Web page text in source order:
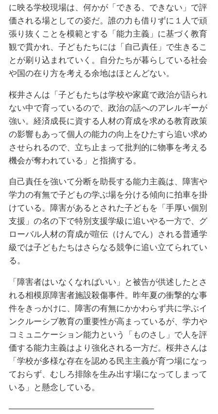
に映る学校現場は、何かが「できる、できない」で評
価される場としての姿だ。誰の力も借りずに１人で頑
張り抜くことを模範とする「能力主義」に基づく教育
観で貫かれ、子どもたちには「自己責任」で生きるこ
とが刷り込まれていく。自分たちが暮らしている社会
や国の在り方を考える余地はほとんどない。
桜井さんは「子どもたちは学校や家庭で政治が語られ
ない中で育っているので、政治の話へのアレルギーが
強い。経済成長に資する人材の育成を求める教育政策
の影響もあって個人の能力の向上をひたすら追い求め
させられるので、立ち止まって批判的に物事を考える
機会が奪われている」と指摘する。
自己責任を強いて分断を助長する能力主義は、障害や
学力の有無で子どもの学ぶ場を分ける傾向に拍車を掛
けている。障害があるとされた子どもを「手厚い個別
支援」の名の下で特別支援学級に追いやる一方で、グ
ローバル人材の育成が喧伝（けんでん）される普通学
級では子どもたちはさらなる競争に追い立てられてい
る。
「障害者はいなくなればいい」と被告が供述したとさ
れる相模原障害者施設殺傷事件。昨年夏の衝撃的な事
件をきっかけに、障害の有無にかかわらず共に学ぶイ
ンクルーシブ教育の重要性が高まっているが、学力や
コミュニケーション能力という「ものさし」で人を評
価する能力主義はより強化される一方だ。桜井さんは
「学校が多様な存在を認める民主主義が育つ場になっ
ておらず、むしろ排除を生み出す場になってしまって
いる」と懸念している。
—————————————————–